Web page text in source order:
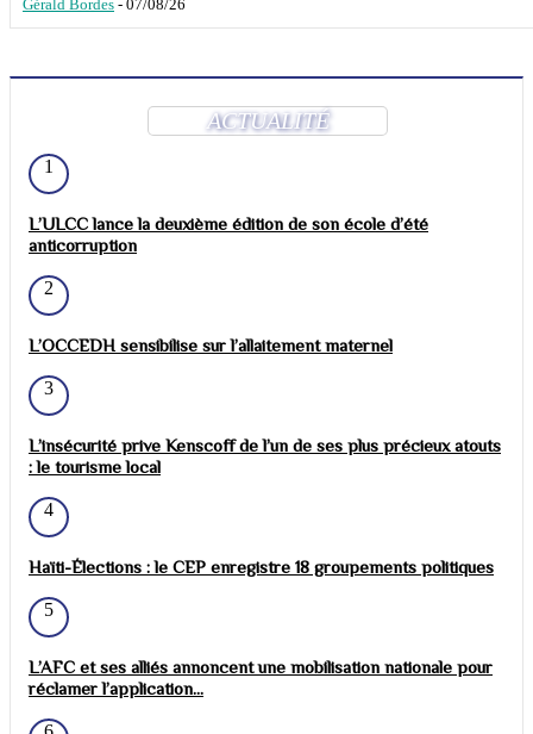
Gérald Bordes - 07/08/26
ACTUALITÉ
1
L’ULCC lance la deuxième édition de son école d’été
anticorruption
2
L’OCCEDH sensibilise sur l’allaitement maternel
3
L’insécurité prive Kenscoff de l’un de ses plus précieux atouts
: le tourisme local
4
Haïti-Élections : le CEP enregistre 18 groupements politiques
5
L’AFC et ses alliés annoncent une mobilisation nationale pour
réclamer l’application...